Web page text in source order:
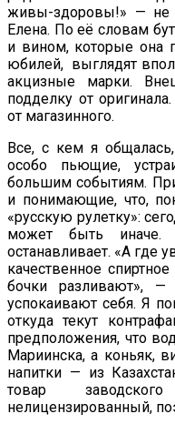
живы-здоровы!» — не
Елена. По её словам
и вином, которые она
юбилей, выглядят
акцизные марки.
подделку от
от магазинного.
Все, с кем я
особо пьющие,
большим событиям.
и понимающие, что,
«русскую рулетку»:
может быть
останавливает. «А где
качественное
бочки разливают»,
успокаивают себя. Я
откуда текут
предположения, что
Мариинска, а коньяк,
напитки — из
товар
нелицензированный,